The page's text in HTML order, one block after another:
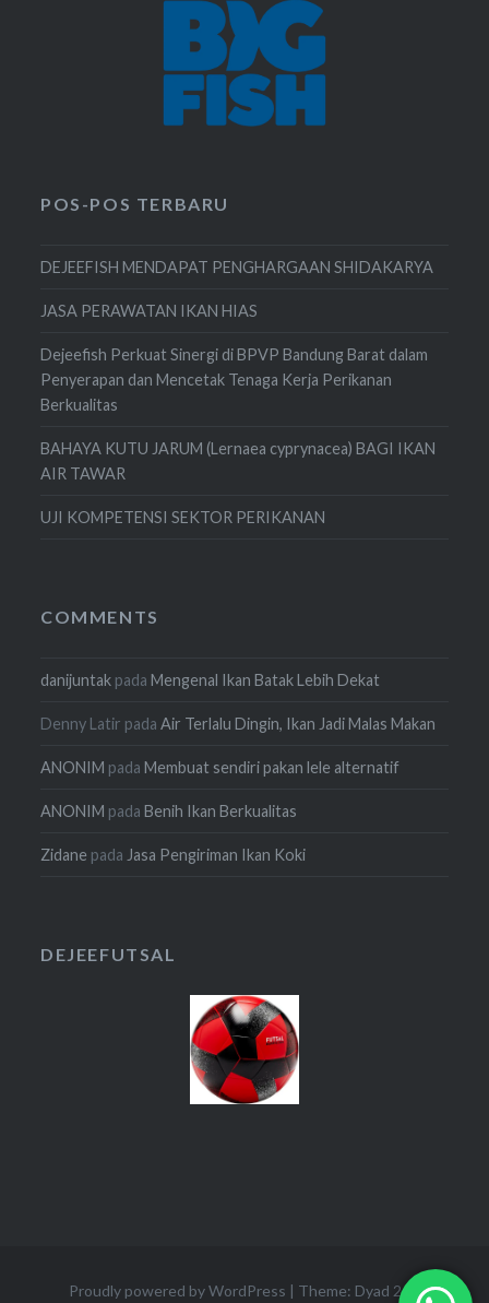
POS-POS TERBARU
DEJEEFISH MENDAPAT PENGHARGAAN SHIDAKARYA
JASA PERAWATAN IKAN HIAS
Dejeefish Perkuat Sinergi di BPVP Bandung Barat dalam
Penyerapan dan Mencetak Tenaga Kerja Perikanan
Berkualitas
BAHAYA KUTU JARUM (Lernaea cyprynacea) BAGI IKAN
AIR TAWAR
UJI KOMPETENSI SEKTOR PERIKANAN
COMMENTS
danijuntak padaMengenal Ikan Batak Lebih Dekat
Denny Latir padaAir Terlalu Dingin, Ikan Jadi Malas Makan
ANONIM padaMembuat sendiri pakan lele alternatif
ANONIM padaBenih Ikan Berkualitas
Zidane pada Jasa Pengiriman Ikan Koki
DEJEEFUTSAL
Proudly powered by WordPress | Theme: Dyad 2 by